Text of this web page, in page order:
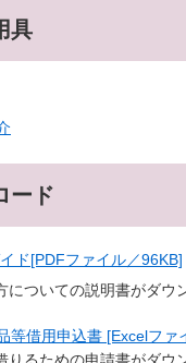
具
ード
ド[PDFファイル／96KB]
についての説明書がダウ
等借用申込書 [Excelファ
りるための申請書がダウ